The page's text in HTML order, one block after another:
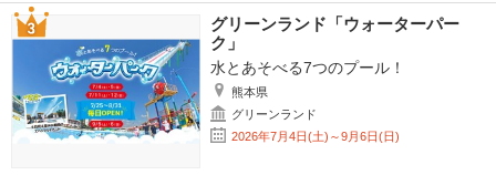
グリーンランド「ウォーターパー
ク」
水とあそべる7つのプール！
熊本県
グリーンランド
2026年7月4日(土)～9月6日(日)